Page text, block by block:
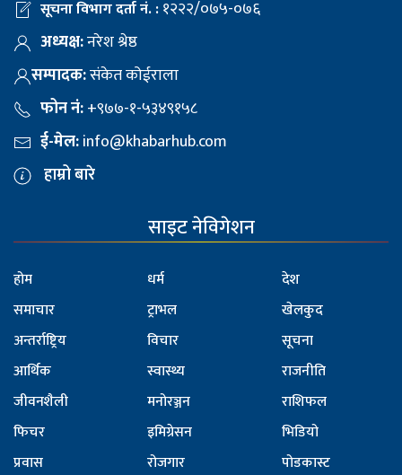
सूचना विभाग दर्ता नं. :१२२२/०७५-०७६
अध्यक्ष:नरेश श्रेष्ठ
सम्पादक:संकेत कोईराला
फोन नं:+९७७-१-५३४९१५८
ई-मेल:info@khabarhub.com
हाम्रो बारे
साइट नेविगेशन
होम
समाचार
अन्तर्राष्ट्रिय
आर्थिक
जीवनशैली
फिचर
प्रवास
धर्म
ट्राभल
विचार
स्वास्थ्य
मनोरञ्जन
इमिग्रेसन
रोजगार
देश
खेलकुद
सूचना
राजनीति
राशिफल
भिडियो
पोडकास्ट